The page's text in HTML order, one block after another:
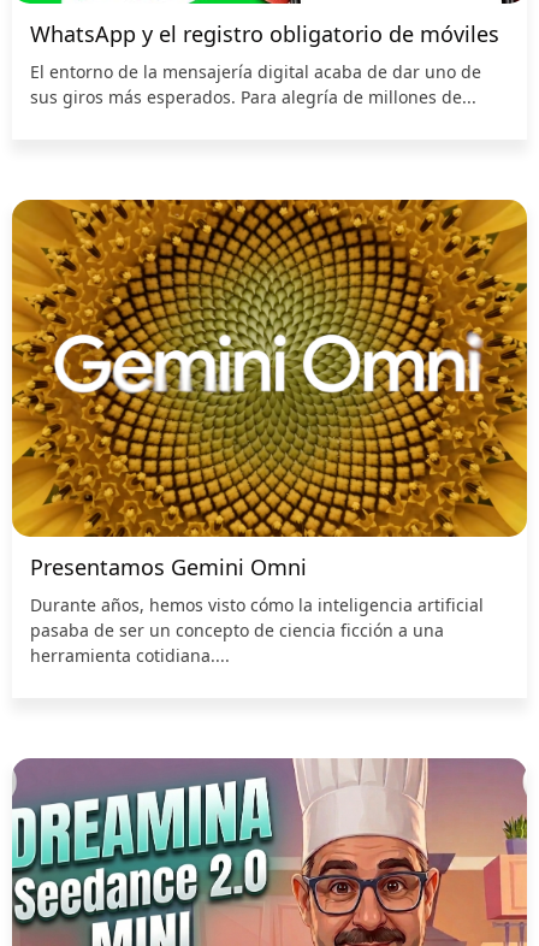
WhatsApp y el registro obligatorio de móviles
El entorno de la mensajería digital acaba de dar uno de
sus giros más esperados. Para alegría de millones de...
Presentamos Gemini Omni
Durante años, hemos visto cómo la inteligencia artificial
pasaba de ser un concepto de ciencia ficción a una
herramienta cotidiana....